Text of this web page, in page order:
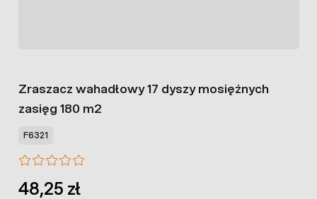
Zraszacz wahadłowy 17 dyszy mosiężnych
zasięg 180 m2
F6321
48,25 zł